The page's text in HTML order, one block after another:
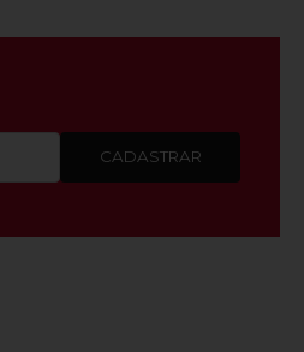
CADASTRAR